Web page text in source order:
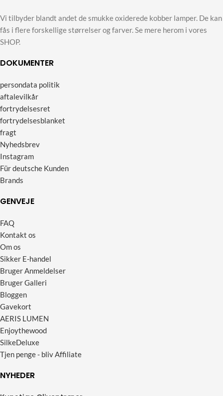
Vi tilbyder blandt andet de smukke oxiderede kobber lamper. De kan
fås i flere forskellige størrelser og farver. Se mere herom i vores
SHOP.
DOKUMENTER
persondata politik
aftalevilkår
fortrydelsesret
fortrydelsesblanket
fragt
Nyhedsbrev
Instagram
Für deutsche Kunden
Brands
GENVEJE
FAQ
Kontakt os
Om os
Sikker E-handel
Bruger Anmeldelser
Bruger Galleri
Bloggen
Gavekort
AERIS LUMEN
Enjoythewood
SilkeDeluxe
Tjen penge - bliv Affiliate
NYHEDER